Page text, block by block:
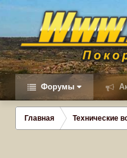
Форумы
Главная Технические